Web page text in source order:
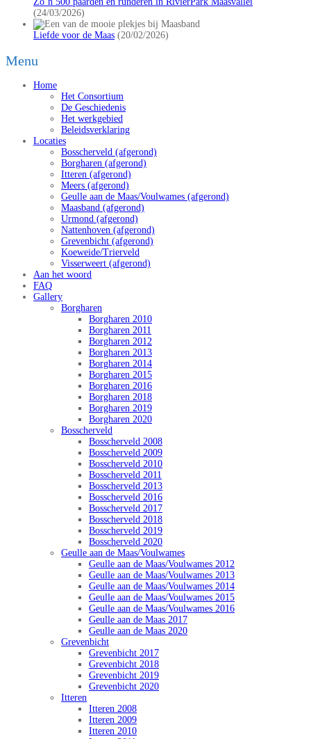
(24/03/2026)
Liefde voor de Maas (20/02/2026)
Menu
Home
Het Consortium
De Geschiedenis
Het werkgebied
Beleidsverklaring
Locaties
Bosscherveld (afgerond)
Borgharen (afgerond)
Itteren (afgerond)
Meers (afgerond)
Geulle aan de Maas/Voulwames (afgerond)
Maasband (afgerond)
Urmond (afgerond)
Nattenhoven (afgerond)
Grevenbicht (afgerond)
Koeweide/Trierveld
Visserweert (afgerond)
Aan het woord
FAQ
Gallery
Borgharen
Borgharen 2010
Borgharen 2011
Borgharen 2012
Borgharen 2013
Borgharen 2014
Borgharen 2015
Borgharen 2016
Borgharen 2018
Borgharen 2019
Borgharen 2020
Bosscherveld
Bosscherveld 2008
Bosscherveld 2009
Bosscherveld 2010
Bosscherveld 2011
Bosscherveld 2013
Bosscherveld 2016
Bosscherveld 2017
Bosscherveld 2018
Bosscherveld 2019
Bosscherveld 2020
Geulle aan de Maas/Voulwames
Geulle aan de Maas/Voulwames 2012
Geulle aan de Maas/Voulwames 2013
Geulle aan de Maas/Voulwames 2014
Geulle aan de Maas/Voulwames 2015
Geulle aan de Maas/Voulwames 2016
Geulle aan de Maas 2017
Geulle aan de Maas 2020
Grevenbicht
Grevenbicht 2017
Grevenbicht 2018
Grevenbicht 2019
Grevenbicht 2020
Itteren
Itteren 2008
Itteren 2009
Itteren 2010